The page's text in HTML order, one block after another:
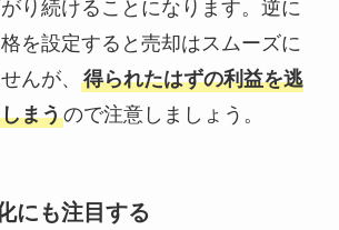
り続けることになります。逆に
を設定すると売却はスムーズに
んが、 得られたはずの利益を逃
まうので注意しましょう。
にも注目する